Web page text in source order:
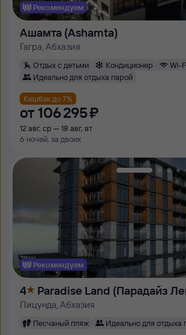
Рекомендуем
Ашамта (Ashamta)
Гагра, Абхазия
Отдых с детьми Кондиционер
Wi-
Идеально для отдыха парой
Кешбэк до 7%
от 106 ⁠295 ⁠₽
12 авг, ср — 18 авг, вт
6 ночей, за двоих
Рекомендуем
4 Paradise Land (Парадайз
Пицунда, Абхазия
Песчаный пляж Идеально для отдыха